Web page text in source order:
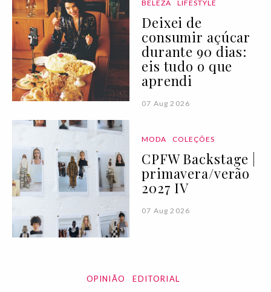
BELEZA LIFESTYLE
Deixei de
consumir açúcar
durante 90 dias:
eis tudo o que
aprendi
07 Aug 2026
MODA COLEÇÕES
CPFW Backstage |
primavera/verão
2027 IV
07 Aug 2026
OPINIÃO EDITORIAL